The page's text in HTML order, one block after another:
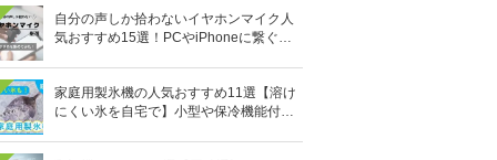
自分の声しか拾わないイヤホンマイク人
気おすすめ15選！PCやiPhoneに繋ぐ有
家庭用製氷機の人気おすすめ11選【溶け
にくい氷を自宅で】小型や保冷機能付き